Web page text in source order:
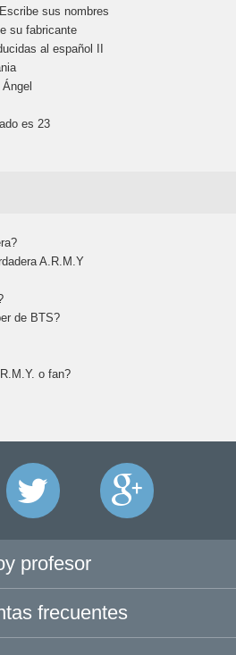
sus nombres
su fabricante
al español II
es 23
A.R.M.Y
de BTS?
o fan?
profesor
frecuentes